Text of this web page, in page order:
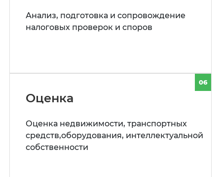
Анализ, подготовка и сопровождение
налоговых проверок и споров
06
Оценка
Оценка недвижимости, транспортных
средств,оборудования, интеллектуальной
собственности